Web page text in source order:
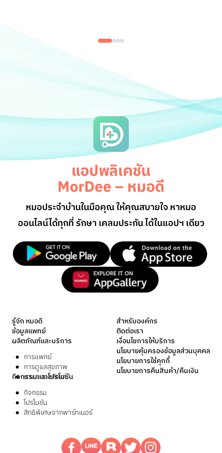
แอปพลิเคชัน
MorDee – หมอดี
หมอประจำบ้านในมือคุณ ให้คุณสบายใจ หาหมอ
ออนไลน์ได้ทุกที่ รักษา เคลมประกัน ได้ในแอปฯ เดียว
รู้จัก หมอดี
ข้อมูลแพทย์
ผลิตภัณฑ์และบริการ
การแพทย์
การดูแลสุขภาพ
ยาและเวชภัณฑ์
กิจกรรมและโปรโมชัน
กิจกรรม
โปรโมชัน
สิทธิพิเศษจากพาร์ทเนอร์
สำหรับองค์กร
ติดต่อเรา
เงื่อนไขการให้บริการ
นโยบายคุ้มครองข้อมูลส่วนบุคคล
นโยบายการใช้คุกกี้
นโยบายการคืนสินค้า/คืนเงิน